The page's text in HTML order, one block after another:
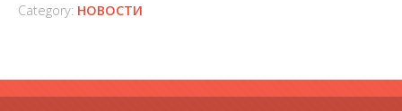
Category: НОВОСТИ